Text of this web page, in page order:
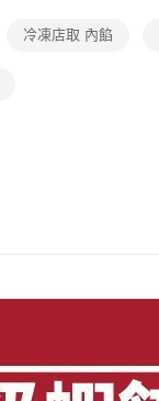
❚熱門話題
冷凍店取 內餡